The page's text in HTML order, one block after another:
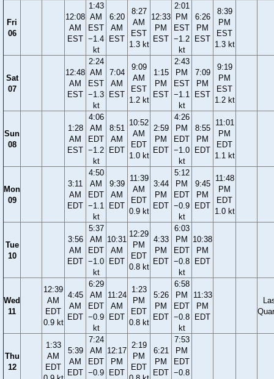
Fri
06
12:08
AM
EST
1:43
AM
EST
−1.4
kt
6:20
AM
EST
8:27
AM
EST
1.3 kt
12:33
PM
EST
2:01
PM
EST
−1.2
kt
6:26
PM
EST
8:39
PM
EST
1.3 kt
Sat
07
12:48
AM
EST
2:24
AM
EST
−1.3
kt
7:04
AM
EST
9:09
AM
EST
1.2 kt
1:15
PM
EST
2:43
PM
EST
−1.1
kt
7:09
PM
EST
9:19
PM
EST
1.2 kt
Sun
08
1:28
AM
EST
4:06
AM
EDT
−1.2
kt
8:51
AM
EDT
10:52
AM
EDT
1.0 kt
2:59
PM
EDT
4:26
PM
EDT
−1.0
kt
8:55
PM
EDT
11:01
PM
EDT
1.1 kt
Mon
09
3:11
AM
EDT
4:50
AM
EDT
−1.1
kt
9:39
AM
EDT
11:39
AM
EDT
0.9 kt
3:44
PM
EDT
5:12
PM
EDT
−0.9
kt
9:45
PM
EDT
11:48
PM
EDT
1.0 kt
Tue
10
3:56
AM
EDT
5:37
AM
EDT
−1.0
kt
10:31
AM
EDT
12:29
PM
EDT
0.8 kt
4:33
PM
EDT
6:03
PM
EDT
−0.8
kt
10:38
PM
EDT
Wed
11
12:39
AM
EDT
0.9 kt
4:45
AM
EDT
6:29
AM
EDT
−0.9
kt
11:24
AM
EDT
1:23
PM
EDT
0.8 kt
5:26
PM
EDT
6:58
PM
EDT
−0.8
kt
11:33
PM
EDT
Thu
12
1:33
AM
EDT
5:39
AM
EDT
7:24
AM
EDT
−0.9
12:17
PM
EDT
2:19
PM
EDT
6:21
PM
EDT
7:53
PM
EDT
−0.8